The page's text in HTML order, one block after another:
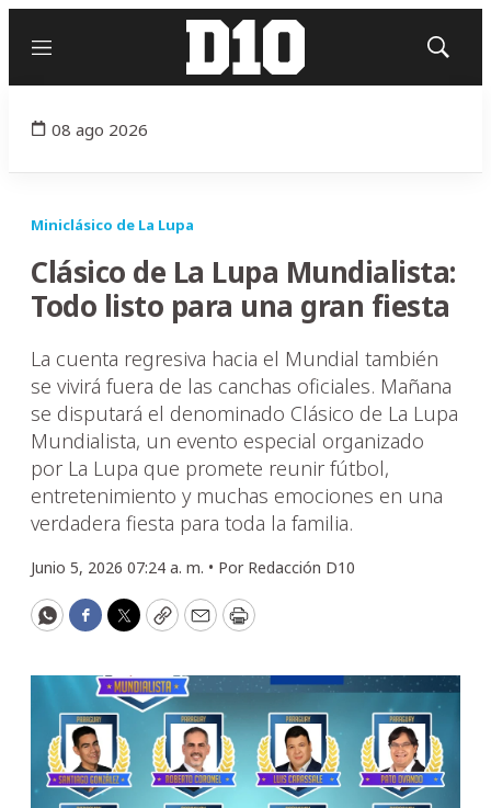
Menú
Mostrar
08 ago 2026
Miniclásico de La Lupa
Clásico de La Lupa Mundialista:
Todo listo para una gran fiesta
La cuenta regresiva hacia el Mundial también
se vivirá fuera de las canchas oficiales. Mañana
se disputará el denominado Clásico de La Lupa
Mundialista, un evento especial organizado
por La Lupa que promete reunir fútbol,
entretenimiento y muchas emociones en una
verdadera fiesta para toda la familia.
Junio 5, 2026 07:24 a. m. • Por Redacción D10
WhatsApp
Facebook
Twitter
CopyEmailPrint